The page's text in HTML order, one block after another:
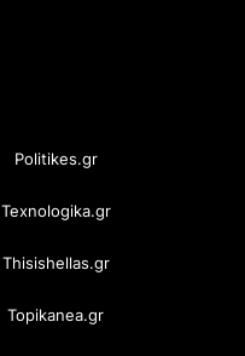
Politikes.gr
Texnologika.gr
Thisishellas.gr
Topikanea.gr